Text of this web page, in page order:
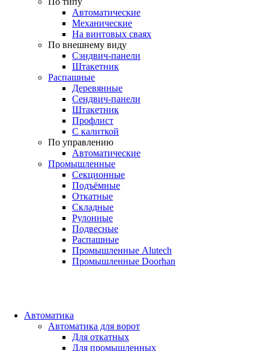
Автоматические
Механические
На винтовых сваях
По внешнему виду
Сэндвич-панели
Штакетник
Распашные
Деревянные
Сендвич-панели
Штакетник
Профлист
С калиткой
По управлению
Автоматические
Промышленные
Секционные
Подъёмные
Откатные
Складные
Рулонные
Подвесные
Распашные
Промышленные Alutech
Промышленные Doorhan
Автоматика
Автоматика для ворот
Для откатных
Для промышленных